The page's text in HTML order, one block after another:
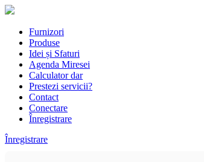
Furnizori
Produse
Idei și Sfaturi
Agenda Miresei
Calculator dar
Prestezi servicii?
Contact
Conectare
Înregistrare
Înregistrare